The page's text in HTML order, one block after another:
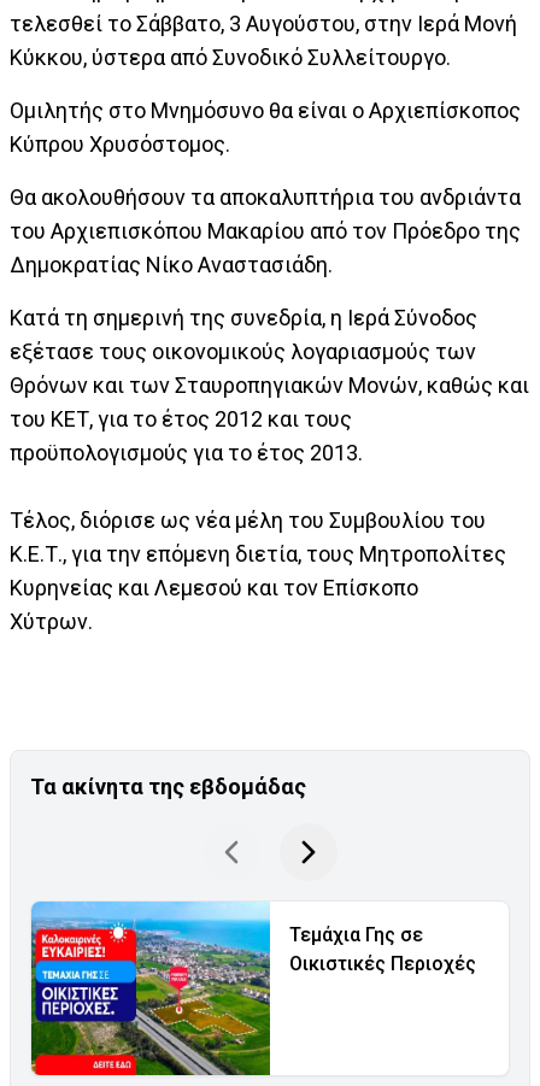
τελεσθεί το Σάββατο, 3 Αυγούστου, στην Ιερά Μονή
Κύκκου, ύστερα από Συνοδικό Συλλείτουργο.
Ομιλητής στο Μνημόσυνο θα είναι ο Αρχιεπίσκοπος
Κύπρου Χρυσόστομος.
Θα ακολουθήσουν τα αποκαλυπτήρια του ανδριάντα
του Αρχιεπισκόπου Μακαρίου από τον Πρόεδρο της
Δημοκρατίας Νίκο Αναστασιάδη.
Κατά τη σημερινή της συνεδρία, η Ιερά Σύνοδος
εξέτασε τους οικονομικούς λογαριασμούς των
Θρόνων και των Σταυροπηγιακών Μονών, καθώς και
του ΚΕΤ, για το έτος 2012 και τους
προϋπολογισμούς για το έτος 2013.
Τέλος, διόρισε ως νέα μέλη του Συμβουλίου του
Κ.Ε.Τ., για την επόμενη διετία, τους Μητροπολίτες
Κυρηνείας και Λεμεσού και τον Επίσκοπο
Χύτρων.
Τα ακίνητα της εβδομάδας
Τεμάχια Γης σε
Οικιστικές Περιοχές